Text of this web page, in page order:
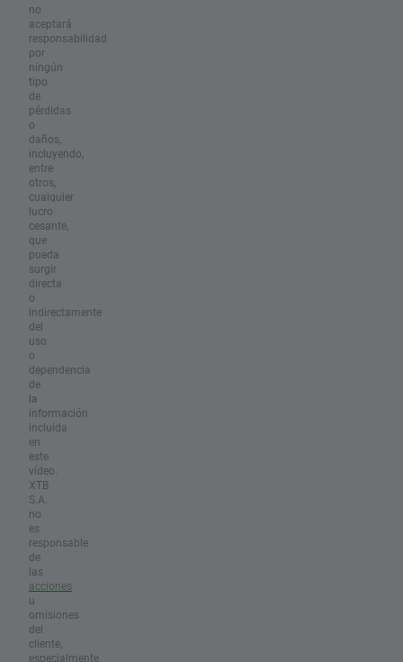
no
aceptará
responsabilidad
por
ningún
tipo
de
pérdidas
o
daños,
incluyendo,
entre
otros,
cualquier
lucro
cesante,
que
pueda
surgir
directa
o
indirectamente
del
uso
o
dependencia
de
la
información
incluida
en
este
vídeo.
XTB
S.A.
no
es
responsable
de
las
acciones
u
omisiones
del
cliente,
especialmente